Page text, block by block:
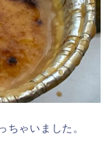
ちゃいました。